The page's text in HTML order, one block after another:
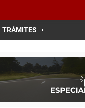
TRÁMITES